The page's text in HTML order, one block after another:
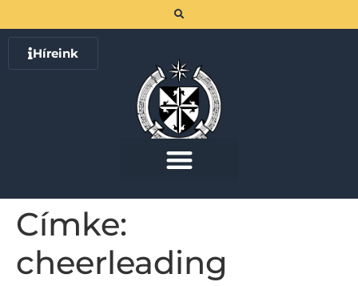
Híreink
Címke:
cheerleading